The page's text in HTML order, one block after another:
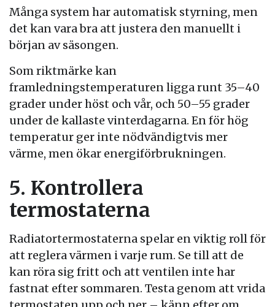
Många system har automatisk styrning, men
det kan vara bra att justera den manuellt i
början av säsongen.
Som riktmärke kan
framledningstemperaturen ligga runt 35–40
grader under höst och vår, och 50–55 grader
under de kallaste vinterdagarna. En för hög
temperatur ger inte nödvändigtvis mer
värme, men ökar energiförbrukningen.
5. Kontrollera
termostaterna
Radiatortermostaterna spelar en viktig roll för
att reglera värmen i varje rum. Se till att de
kan röra sig fritt och att ventilen inte har
fastnat efter sommaren. Testa genom att vrida